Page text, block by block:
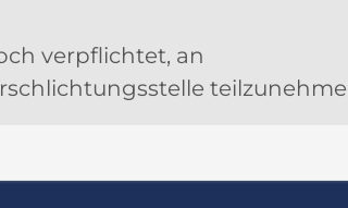
verpflichtet, an